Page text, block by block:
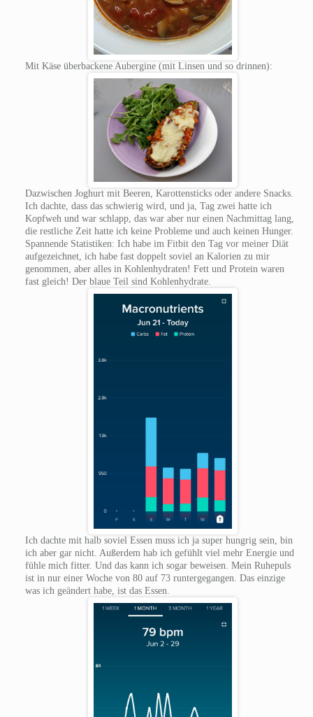
Mit Käse überbackene Aubergine (mit Linsen und so drinnen):
Dazwischen Joghurt mit Beeren, Karottensticks oder andere Snacks.
Ich dachte, dass das schwierig wird, und ja, Tag zwei hatte ich
Kopfweh und war schlapp, das war aber nur einen Nachmittag lang,
die restliche Zeit hatte ich keine Probleme und auch keinen Hunger.
Spannende Statistiken: Ich habe im Fitbit den Tag vor meiner Diät
aufgezeichnet, ich habe fast doppelt soviel an Kalorien zu mir
genommen, aber alles in Kohlenhydraten! Fett und Protein waren
fast gleich! Der blaue Teil sind Kohlenhydrate.
Ich dachte mit halb soviel Essen muss ich ja super hungrig sein, bin
ich aber gar nicht. Außerdem hab ich gefühlt viel mehr Energie und
fühle mich fitter. Und das kann ich sogar beweisen. Mein Ruhepuls
ist in nur einer Woche von 80 auf 73 runtergegangen. Das einzige
was ich geändert habe, ist das Essen.